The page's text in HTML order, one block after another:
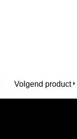
Volgend product